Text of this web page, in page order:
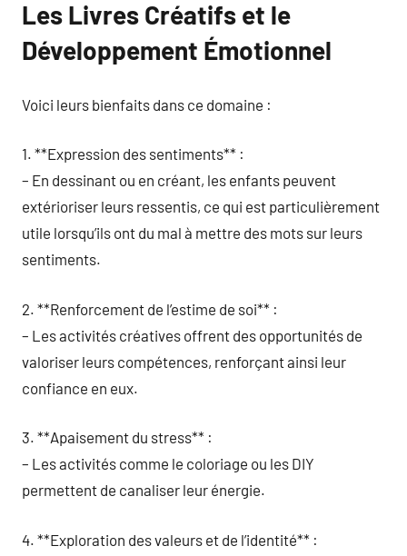
Les Livres Créatifs et le
Développement Émotionnel
Voici leurs bienfaits dans ce domaine :
1. **Expression des sentiments** :
– En dessinant ou en créant, les enfants peuvent
extérioriser leurs ressentis, ce qui est particulièrement
utile lorsqu’ils ont du mal à mettre des mots sur leurs
sentiments.
2. **Renforcement de l’estime de soi** :
– Les activités créatives offrent des opportunités de
valoriser leurs compétences, renforçant ainsi leur
confiance en eux.
3. **Apaisement du stress** :
– Les activités comme le coloriage ou les DIY
permettent de canaliser leur énergie.
4. **Exploration des valeurs et de l’identité** :